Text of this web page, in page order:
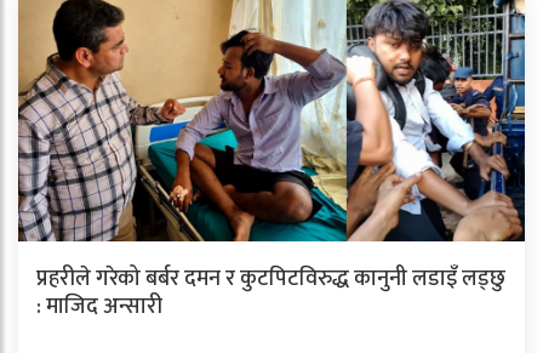
प्रहरीले गरेको बर्बर दमन र कुटपिटविरुद्ध कानुनी लडाइँ लड्छु
: माजिद अन्सारी